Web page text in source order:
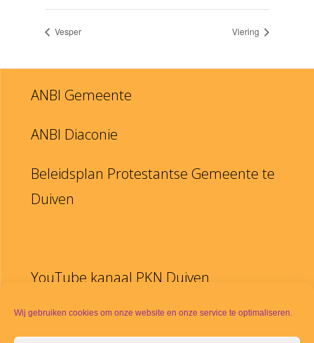
Wij gebruiken cookies om onze website en onze service te optimaliseren.
Vesper Viering
ANBI Gemeente
ANBI Diaconie
Beleidsplan Protestantse Gemeente te
Duiven
YouTube kanaal PKN Duiven
Disclaimer